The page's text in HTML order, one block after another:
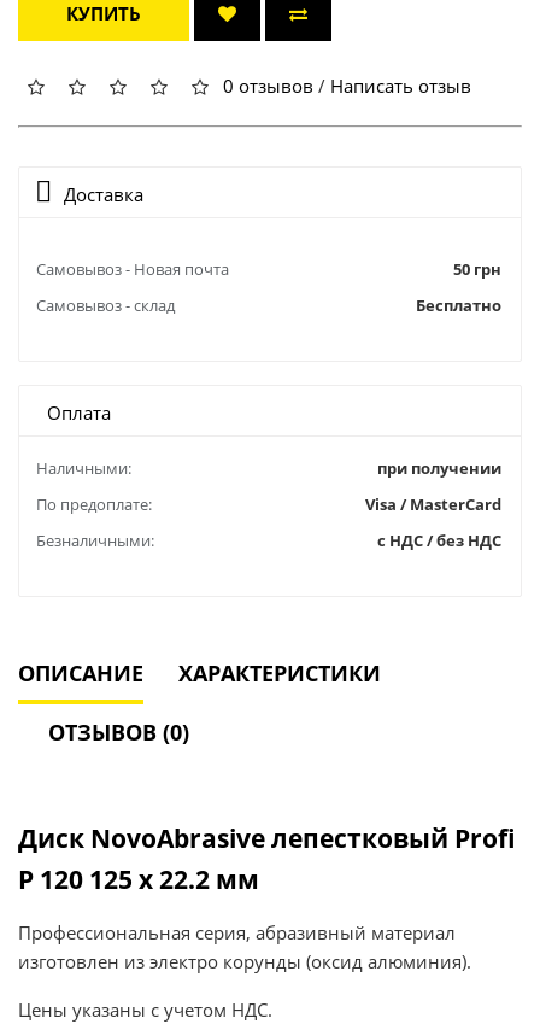
КУПИТЬ
0 отзывов / Написать отзыв
Доставка
Самовывоз - Новая почта
50 грн
Самовывоз - склад
Бесплатно
Оплата
Наличными:
при получении
По предоплате:
Visa / MasterCard
Безналичными:
с НДС / без НДС
ОПИСАНИЕ ХАРАКТЕРИСТИКИ
ОТЗЫВОВ (0)
Диск NovoAbrasive лепестковый Profi
P 120 125 х 22.2 мм
Профессиональная серия, абразивный материал
изготовлен из электро корунды (оксид алюминия).
Цены указаны с учетом НДС.